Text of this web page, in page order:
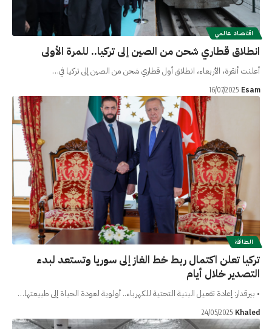
اقتصاد عالمي
انطلاق قطاري شحن من الصين إلى تركيا.. للمرة الأولى
أعلنت أنقرة، الأربعاء، انطلاق أول قطاري شحن من الصين إلى تركيا في…
Esam
16/07/2025
الطاقة
تركيا تعلن اكتمال ربط خط الغاز إلى سوريا وتستعد لبدء
التصدير خلال أيام
• بيرقدار: إعادة تفعيل البنية التحتية للكهرباء.. أولوية لعودة الحياة إلى طبيعتها…
Khaled
24/05/2025